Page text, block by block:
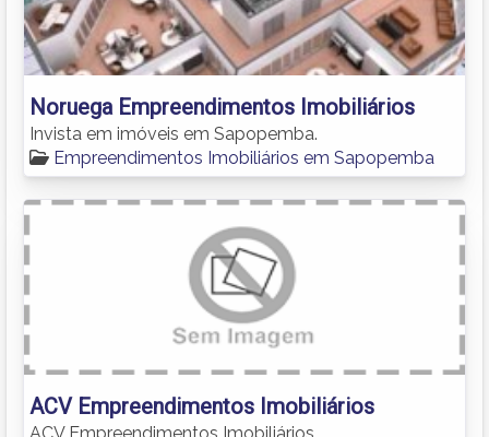
Noruega Empreendimentos Imobiliários
Invista em imóveis em Sapopemba.
Empreendimentos Imobiliários em Sapopemba
ACV Empreendimentos Imobiliários
ACV Empreendimentos Imobiliários